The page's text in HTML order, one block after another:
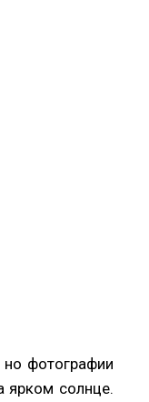
фотографии
ярком солнце.